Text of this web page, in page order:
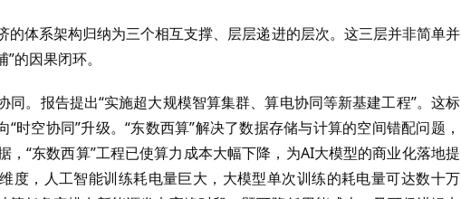
体系架构归纳为三个相互支撑、层层递进的层次。这三层并非简单并
的因果闭环。
。报告提出“实施超大规模智算集群、算电协同等新基建工程”。这标
时空协同”升级。“东数西算”解决了数据存储与计算的空间错配问题，
“东数西算”工程已使算力成本大幅下降，为AI大模型的商业化落地提
度，人工智能训练耗电量巨大，大模型单次训练的耗电量可达数十万